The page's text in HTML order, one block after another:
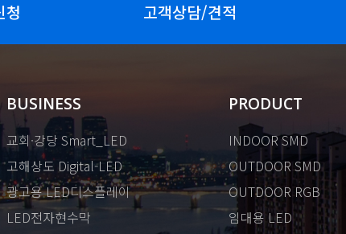
청 고객상담/견적
BUSINESS
교회·강당 Smart_LED
고해상도 Digital-LED
광고용 LED디스플레이
LED전자현수막
PRODUCT
INDOOR SMD
OUTDOOR SMD
OUTDOOR RGB
임대용 LED